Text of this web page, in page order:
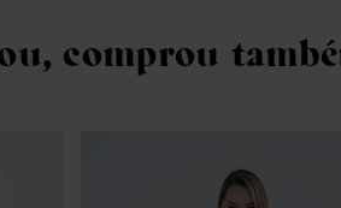
comprou